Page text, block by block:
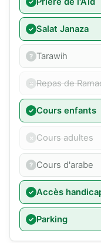
Salat Janaza
Tarawih
Repas de
Cours enfants
Cours adultes
Cours d'arabe
Accès
Parking